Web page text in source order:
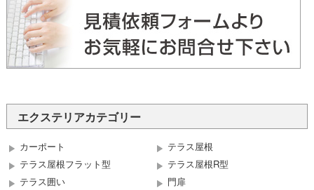
エクステリアカテゴリー
カーポート
テラス屋根
テラス屋根フラット型
テラス屋根R型
テラス囲い
門扉